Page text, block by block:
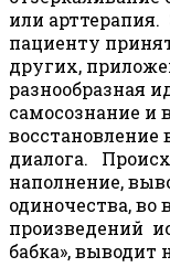
или
пациенту
других,
разнообразная
самосознание и
восстановление
диалога.
наполнение,
одиночества, во
произведений
бабка», выводит